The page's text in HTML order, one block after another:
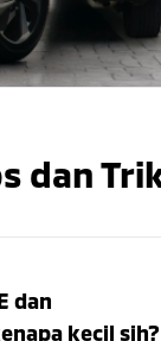
dan
dan
kecil sih?